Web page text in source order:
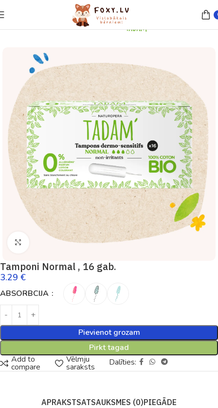
Sākums Sieviešu produkti
Palielināt
Tamponi Normal , 16 gab.
3.29 €
ABSORBCIJA
Pievienot grozam
Pirkt tagad
Add to
compare
Vēlmju
saraksts Dalīties:
APRAKSTSATSAUKSMES (0)PIEGĀDE